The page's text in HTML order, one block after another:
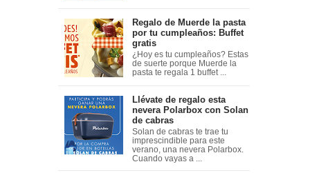
Regalo de Muerde la pasta
por tu cumpleaños: Buffet
gratis
¿Hoy es tu cumpleaños? Estas
de suerte porque Muerde la
pasta te regala 1 buffet ...
Llévate de regalo esta
nevera Polarbox con Solan
de cabras
Solan de cabras te trae tu
imprescindible para este
verano, una nevera Polarbox.
Cuando vayas a ...